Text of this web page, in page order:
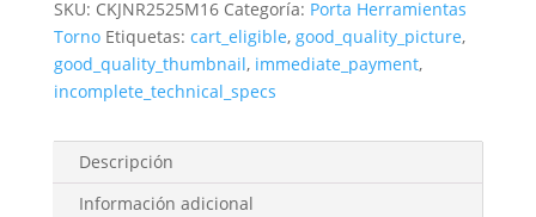
Knux
1604
cantidad
SKU: CKJNR2525M16 Categoría: Porta Herramientas
Torno Etiquetas: cart_eligible, good_quality_picture,
good_quality_thumbnail, immediate_payment,
incomplete_technical_specs
Descripción
Información adicional